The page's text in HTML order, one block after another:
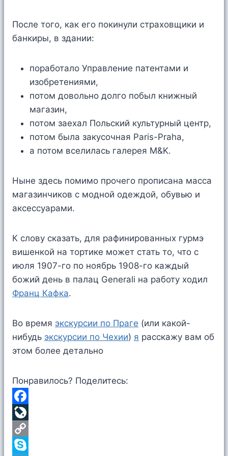
После того, как его покинули страховщики и
банкиры, в здании:
поработало Управление патентами и
изобретениями,
потом довольно долго побыл книжный
магазин,
потом заехал Польский культурный центр,
потом была закусочная Paris-Praha,
а потом вселилась галерея M&K.
Ныне здесь помимо прочего прописана масса
магазинчиков с модной одеждой, обувью и
аксессуарами.
К слову сказать, для рафинированных гурмэ
вишенкой на тортике может стать то, что с
июля 1907-го по ноябрь 1908-го каждый
божий день в палац Generali на работу ходил
Франц Кафка.
Во время экскурсии по Праге (или какой-
нибудь экскурсии по Чехии) я расскажу вам об
этом более детально
Понравилось? Поделитесь:
F
a
c
L
C